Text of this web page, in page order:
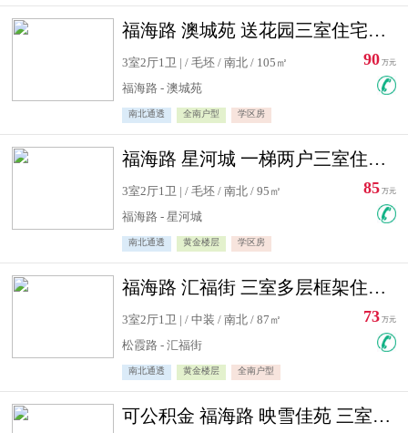
福海路 澳城苑 送花园三室住宅急售
3室2厅1卫 | / 毛坯 / 南北 / 105㎡
福海路 - 澳城苑
南北通透 全南户型 学区房
90 万元
福海路 星河城 一梯两户三室住宅急售
3室2厅1卫 | / 毛坯 / 南北 / 95㎡
福海路 - 星河城
南北通透 黄金楼层 学区房
85 万元
福海路 汇福街 三室多层框架住宅急售
3室2厅1卫 | / 中装 / 南北 / 87㎡
松霞路 - 汇福街
南北通透 黄金楼层 全南户型
73 万元
可公积金 福海路 映雪佳苑 三室住宅急售送小棚